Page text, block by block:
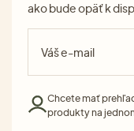
ako bude opäť k
Chcete mať
produkty na